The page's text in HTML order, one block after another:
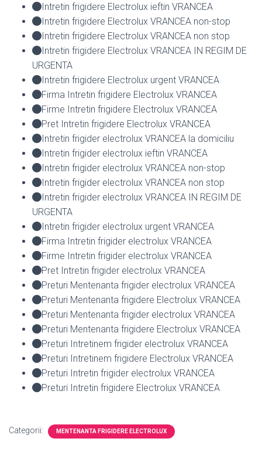
Intretin frigidere Electrolux ieftin VRANCEA
Intretin frigidere Electrolux VRANCEA non-stop
Intretin frigidere Electrolux VRANCEA non stop
Intretin frigidere Electrolux VRANCEA IN REGIM DE
URGENTA
Intretin frigidere Electrolux urgent VRANCEA
Firma Intretin frigidere Electrolux VRANCEA
Firme Intretin frigidere Electrolux VRANCEA
Pret Intretin frigidere Electrolux VRANCEA
Intretin frigider electrolux VRANCEA la domiciliu
Intretin frigider electrolux ieftin VRANCEA
Intretin frigider electrolux VRANCEA non-stop
Intretin frigider electrolux VRANCEA non stop
Intretin frigider electrolux VRANCEA IN REGIM DE
URGENTA
Intretin frigider electrolux urgent VRANCEA
Firma Intretin frigider electrolux VRANCEA
Firme Intretin frigider electrolux VRANCEA
Pret Intretin frigider electrolux VRANCEA
Preturi Mentenanta frigider electrolux VRANCEA
Preturi Mentenanta frigidere Electrolux VRANCEA
Preturi Mentenanta frigider electrolux VRANCEA
Preturi Mentenanta frigidere Electrolux VRANCEA
Preturi Intretinem frigider electrolux VRANCEA
Preturi Intretinem frigidere Electrolux VRANCEA
Preturi Intretin frigider electrolux VRANCEA
Preturi Intretin frigidere Electrolux VRANCEA
Categorii: MENTENANTA FRIGIDERE ELECTROLUX